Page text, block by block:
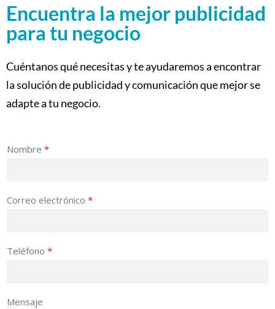
Encuentra la mejor publicidad
para tu negocio
Cuéntanos qué necesitas y te ayudaremos a encontrar
la solución de publicidad y comunicación que mejor se
adapte a tu negocio.
Nombre *
Correo electrónico *
Teléfono *
Mensaje